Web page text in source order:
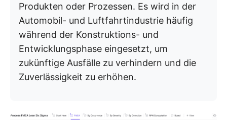
Produkten oder Prozessen. Es wird in der
Automobil- und Luftfahrtindustrie häufig
während der Konstruktions- und
Entwicklungsphase eingesetzt, um
zukünftige Ausfälle zu verhindern und die
Zuverlässigkeit zu erhöhen.